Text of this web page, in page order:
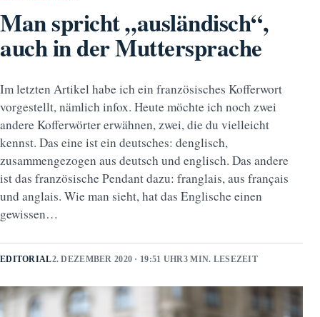
Man spricht „ausländisch“,
auch in der Muttersprache
Im letzten Artikel habe ich ein französisches Kofferwort
vorgestellt, nämlich infox. Heute möchte ich noch zwei
andere Kofferwörter erwähnen, zwei, die du vielleicht
kennst. Das eine ist ein deutsches: denglisch,
zusammengezogen aus deutsch und englisch. Das andere
ist das französische Pendant dazu: franglais, aus français
und anglais. Wie man sieht, hat das Englische einen
gewissen…
EDITORIAL2. DEZEMBER 2020 · 19:51 UHR3 MIN. LESEZEIT